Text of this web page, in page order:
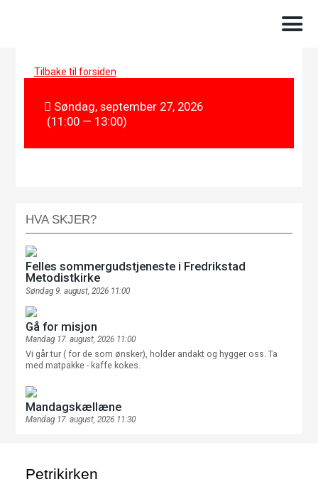
Tilbake til forsiden
Søndag, september 27, 2026
(11:00 — 13:00)
HVA SKJER?
Felles sommergudstjeneste i Fredrikstad
Metodistkirke
Søndag 9. august, 2026 11:00
Gå for misjon
Mandag 17. august, 2026 11:00
Vi går tur ( for de som ønsker), holder andakt og hygger oss. Ta
med matpakke - kaffe kokes.
Mandagskællæne
Mandag 17. august, 2026 11:30
Petrikirken